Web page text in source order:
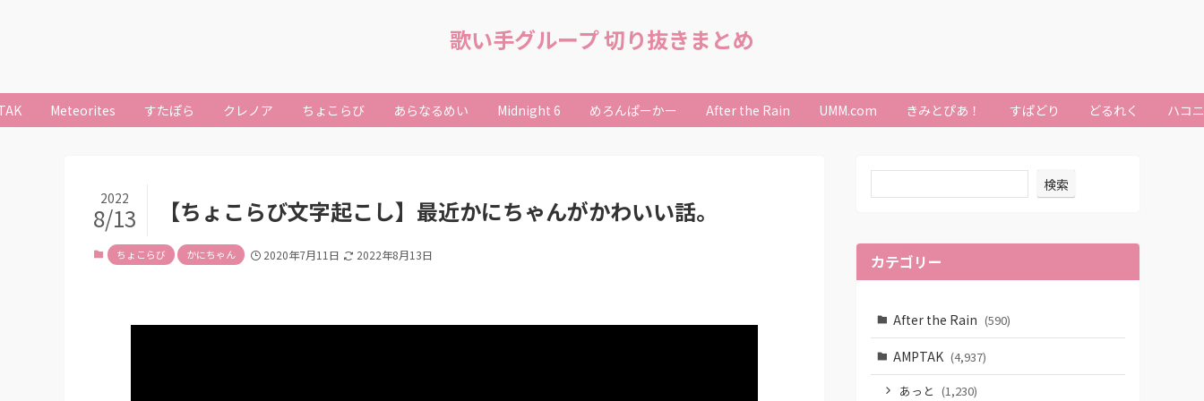
歌い手グループ 切り抜きまとめ
Meteorites すたぽら クレノア ちょこらび あらなるめい Midnight 6 めろんぱーかー After the Rain UMM.com きみとぴあ！ すぱどり どるれく ハコ
【ちょこらび文字起こし】最近かにちゃんがかわいい話。
2022
8/13
ちょこらび かにちゃん 2020年7月11日 2022年8月13日
検索
カテゴリー
After the Rain (590)
AMPTAK (4,937)
あっと (1,230)